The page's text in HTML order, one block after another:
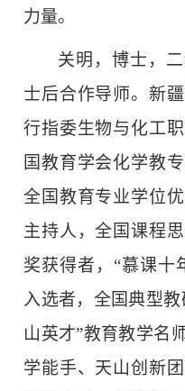
力量。
关明，博士，
士后合作导师。新
行指委生物与化工
国教育学会化学教
全国教育专业学位
主持人，全国课程
奖获得者，“慕课十
入选者，全国典型
山英才”教育教学名
学能手、天山创新